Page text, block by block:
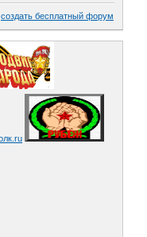
создать бесплатный форум